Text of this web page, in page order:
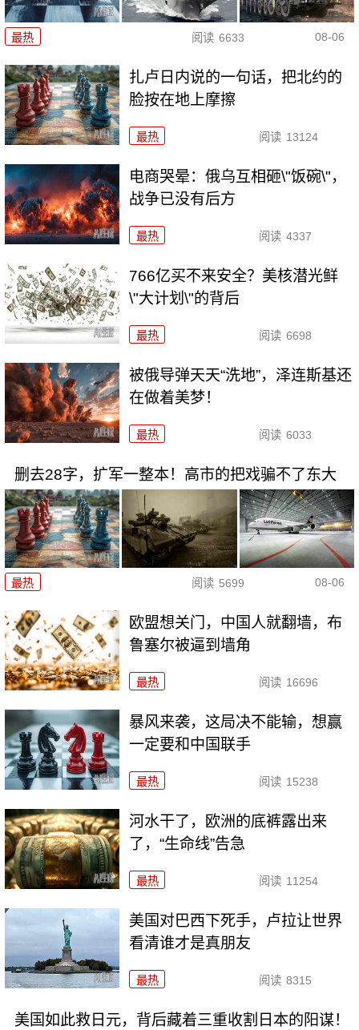
最热 阅读 6633 08-06
扎卢日内说的一句话，把北约的
脸按在地上摩擦
最热 阅读 13124
电商哭晕：俄乌互相砸\"饭碗\"，
战争已没有后方
最热 阅读 4337
766亿买不来安全？美核潜光鲜
\"大计划\"的背后
最热 阅读 6698
被俄导弹天天“洗地”，泽连斯基还
在做着美梦！
最热 阅读 6033
删去28字，扩军一整本！高市的把戏骗不了东大
最热 阅读 5699 08-06
欧盟想关门，中国人就翻墙，布
鲁塞尔被逼到墙角
最热 阅读 16696
暴风来袭，这局决不能输，想赢
一定要和中国联手
最热 阅读 15238
河水干了，欧洲的底裤露出来
了，“生命线”告急
最热 阅读 11254
美国对巴西下死手，卢拉让世界
看清谁才是真朋友
最热 阅读 8315
美国如此救日元，背后藏着三重收割日本的阳谋！